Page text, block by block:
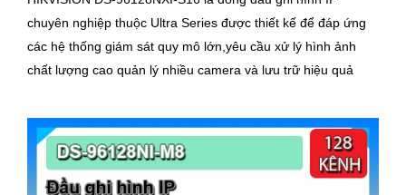
chuyên nghiệp thuộc Ultra Series được thiết kế để đáp ứng
các hệ thống giám sát quy mô lớn,yêu cầu xử lý hình ảnh
chất lượng cao quản lý nhiều camera và lưu trữ hiệu quả